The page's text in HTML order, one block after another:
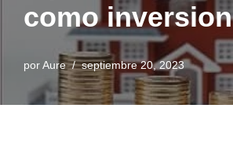
como inversion
por Aure septiembre 20, 2023